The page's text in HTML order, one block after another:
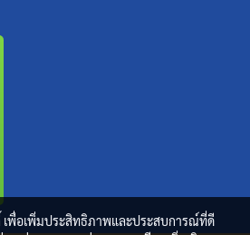
เพื่อเพิ่มประสิทธิภาพและประสบการณ์ที่ดี